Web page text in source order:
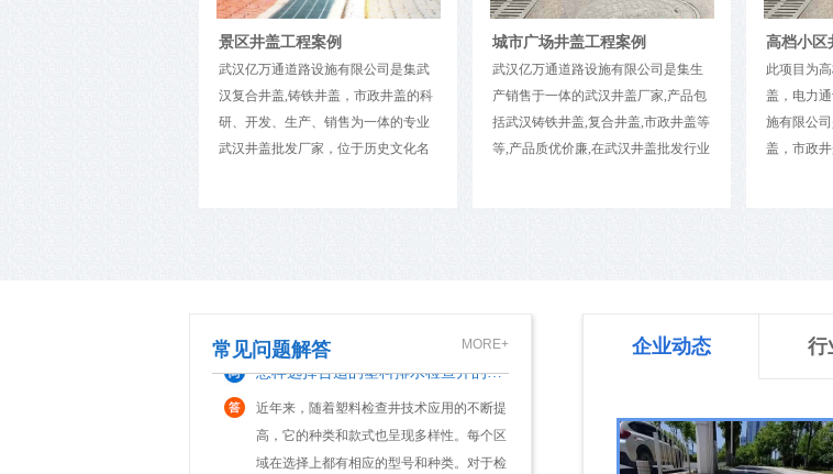
景区井盖工程案例
武汉亿万通道路设施有限公司是集武
汉复合井盖,铸铁井盖，市政井盖的科
研、开发、生产、销售为一体的专业
武汉井盖批发厂家，位于历史文化名
广泛用于市政.建筑.通讯.电力.供水.煤
气...
城市广场井盖工程案例
武汉亿万通道路设施有限公司是集生
产销售于一体的武汉井盖厂家,产品包
括武汉铸铁井盖,复合井盖,市政井盖等
等,产品质优价廉,在武汉井盖批发行业
高档小区
此项目为
盖，电力
施有限公
盖，市政井
工程为城
常见问题解答 MORE+
具型腔表面，加大其表面粗糙度，加剧磨损
失效。2、强韧性模具的工作条件大多十分
恶劣，有...
电力井盖对于消防安全的辅助作用
电力井盖的配件齐全，铸造规矩，表面光
洁，无裂纹，启闭灵活，有产品出厂合格
证，外型规矩。把润滑脂涂于轮轴、密封圈
内和滚珠或滚柱轴承的磨擦部位，能减少磨
高了供水能...
近年来，随着塑料检查井技术应用的不断提
高，它的种类和款式也呈现多样性。每个区
域在选择上都有相应的型号和种类。对于检
查井来说最不可缺少的就是井盖了。一旦井
盖出现问题，许多问题也就随之而来。因
井盖模具必须具备六大性能
企业动态 行